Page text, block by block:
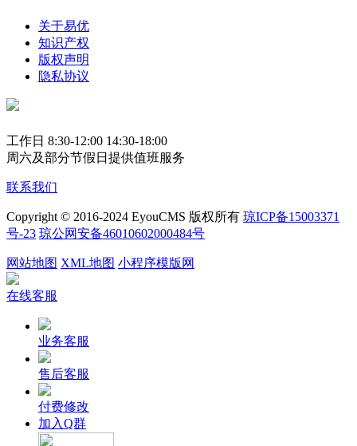
关于易优
知识产权
版权声明
隐私协议
工作日 8:30-12:00 14:30-18:00
周六及部分节假日提供值班服务
联系我们
Copyright © 2016-2024 EyouCMS 版权所有 琼ICP备15003371
号-23 琼公网安备46010602000484号
网站地图 XML地图 小程序模版网
在线客服
业务客服
售后客服
付费修改
加入Q群